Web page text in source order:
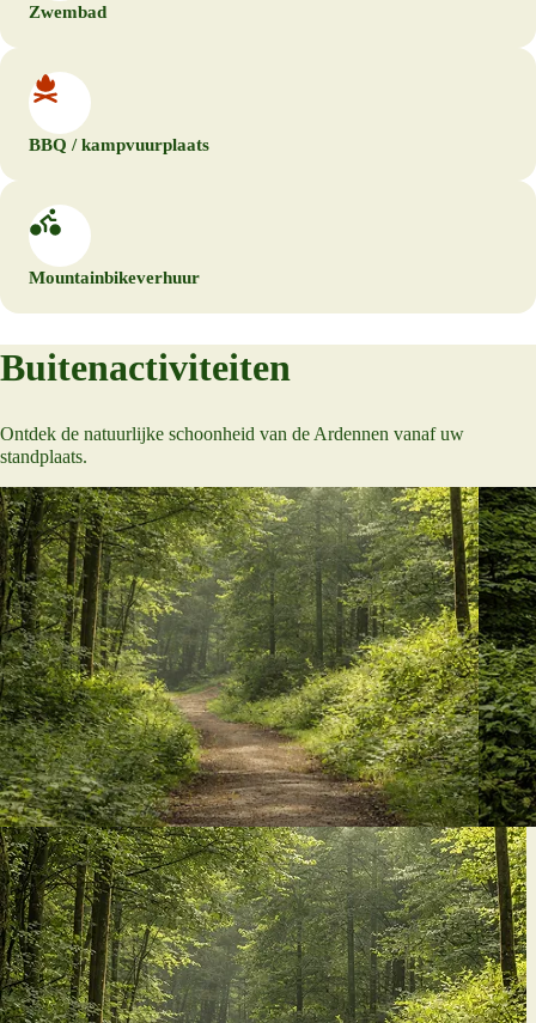
Zwembad
BBQ / kampvuurplaats
Mountainbikeverhuur
Buitenactiviteiten
Ontdek de natuurlijke schoonheid van de Ardennen vanaf uw
standplaats.